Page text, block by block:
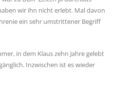
wir ihn nicht erlebt. Mal davon
ein sehr umstrittener Begriff
in dem Klaus zehn Jahre gelebt
Inzwischen ist es wieder